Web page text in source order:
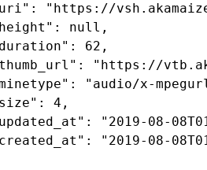
"https://
null,
62,
"https://
"audio/x-
4,
"2019-08-
"2019-08-